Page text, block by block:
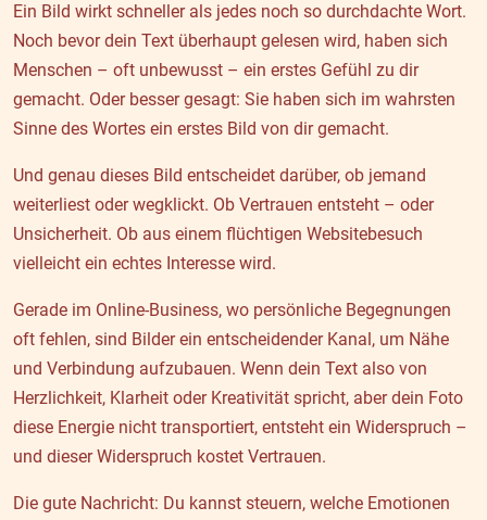
Ein Bild wirkt schneller als jedes noch so durchdachte Wort.
Noch bevor dein Text überhaupt gelesen wird, haben sich
Menschen – oft unbewusst – ein erstes Gefühl zu dir
gemacht. Oder besser gesagt: Sie haben sich im wahrsten
Sinne des Wortes ein erstes Bild von dir gemacht.
Und genau dieses Bild entscheidet darüber, ob jemand
weiterliest oder wegklickt. Ob Vertrauen entsteht – oder
Unsicherheit. Ob aus einem flüchtigen Websitebesuch
vielleicht ein echtes Interesse wird.
Gerade im Online-Business, wo persönliche Begegnungen
oft fehlen, sind Bilder ein entscheidender Kanal, um Nähe
und Verbindung aufzubauen. Wenn dein Text also von
Herzlichkeit, Klarheit oder Kreativität spricht, aber dein Foto
diese Energie nicht transportiert, entsteht ein Widerspruch –
und dieser Widerspruch kostet Vertrauen.
Die gute Nachricht: Du kannst steuern, welche Emotionen